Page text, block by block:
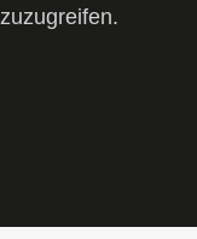
zuzugreifen.